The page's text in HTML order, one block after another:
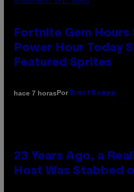
Fortnite Gem Hours
Power Hour Today
Featured Sprites
hace 7 horasPor Brent Koepp
23 Years Ago, a
Host Was Stabbed